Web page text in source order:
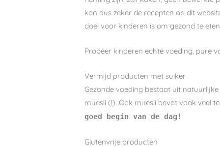
kan dus zeker de recepten op dit
doel voor kinderen is om gezond te
Probeer kinderen echte voeding, pure
Vermijd producten met suiker
Gezonde voeding bestaat uit
muesli (!). Ook muesli bevat vaak veel
goed begin van de dag!
Glutenvrije producten